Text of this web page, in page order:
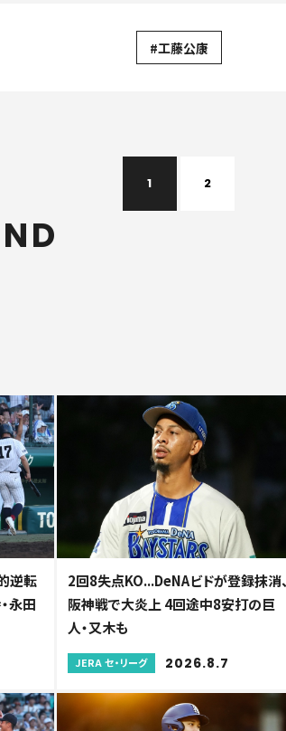
#工藤公康
1 2
逆転
永田
2回8失点KO...DeNAビドが登録抹消、
阪神戦で大炎上 4回途中8安打の巨
人・又木も
JERA セ・リーグ 2026.8.7